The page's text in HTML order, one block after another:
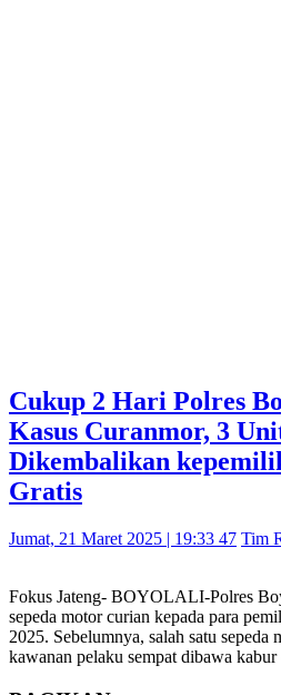
Cukup 2 Hari Polres
Kasus Curanmor, 3
Dikembalikan
Gratis
Jumat, 21 Maret 2025 | 19:33 47 Tim
Fokus Jateng- BOYOLALI-Polres
sepeda motor curian kepada para
2025. Sebelumnya, salah satu sepeda
kawanan pelaku sempat dibawa